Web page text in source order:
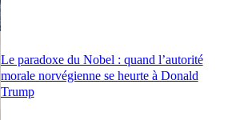
Le paradoxe du Nobel : quand l’autorité
morale norvégienne se heurte à Donald
Trump